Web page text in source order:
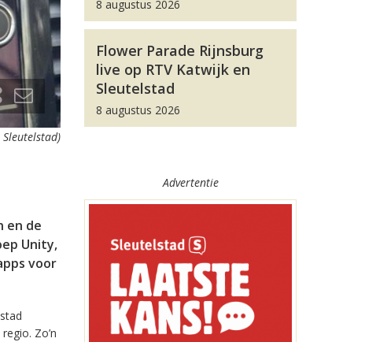
en de
Unity,
voor
Zo’n
8 augustus 2026
Flower Parade Rijnsburg
live op RTV Katwijk en
Sleutelstad
8 augustus 2026
Advertentie